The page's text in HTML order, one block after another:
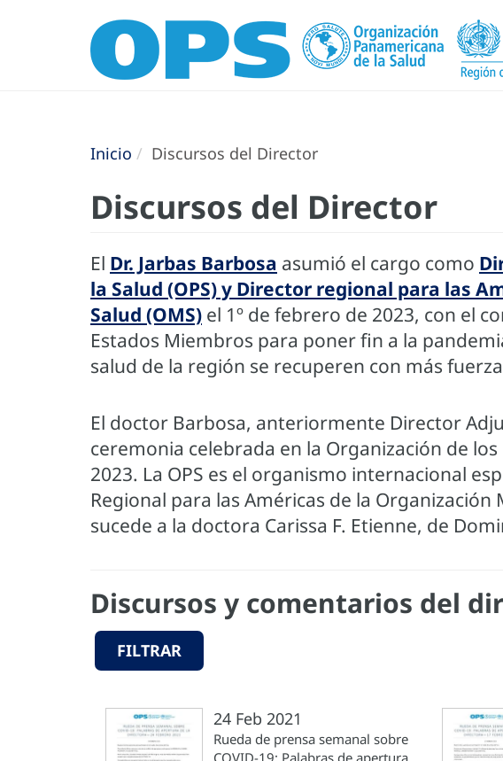
Inicio Discursos del Director
Discursos del Director
El Dr. Jarbas Barbosa asumió el cargo como
la Salud (OPS) y Director regional para las
Salud (OMS) el 1º de febrero de 2023, con el
Estados Miembros para poner fin a la
salud de la región se recuperen con más
El doctor Barbosa, anteriormente Director
ceremonia celebrada en la Organización de
2023. La OPS es el organismo internacional
Regional para las Américas de la
sucede a la doctora Carissa F. Etienne, de
Discursos y comentarios del
FILTRAR
24 Feb 2021
Rueda de prensa semanal sobre
COVID-19: Palabras de apertura